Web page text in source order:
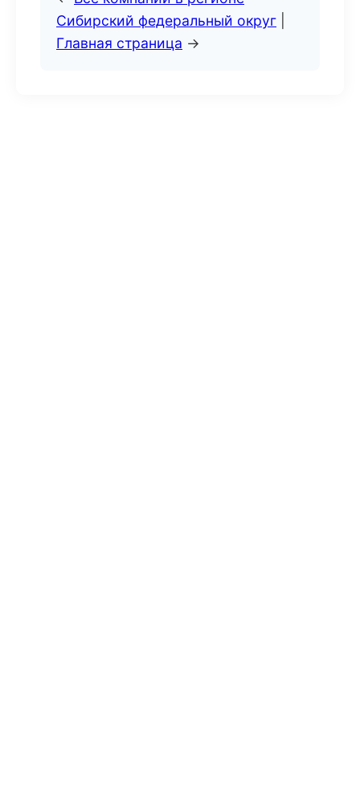
Сибирский федеральный округ
Главная страница →